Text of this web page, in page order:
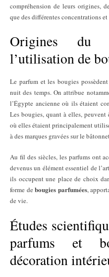
compréhension de leurs origines,
que des différentes concentrations
Origines
l’utilisation de
Le parfum et les bougies
nuit des temps. On attribue
l’Égypte ancienne où ils étaient
Les bougies, quant à elles, peuvent
où elles étaient principalement
à des marques gravées sur le
Au fil des siècles, les parfums ont
devenus un élément essentiel de
ils occupent une place de choix
forme de bougies parfumées,
de vie.
Études
parfums et
décoration